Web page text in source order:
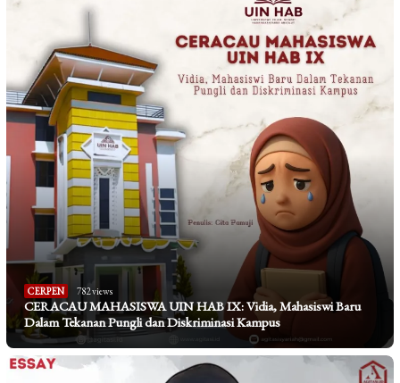
CERPEN 782 views
CERACAU MAHASISWA UIN HAB IX: Vidia, Mahasiswi Baru
Dalam Tekanan Pungli dan Diskriminasi Kampus